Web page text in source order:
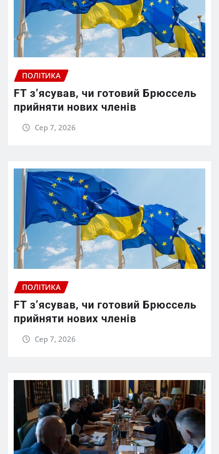
ПОЛІТИКА
FT зʼясував, чи готовий Брюссель
прийняти нових членів
Сер 7, 2026
ПОЛІТИКА
FT зʼясував, чи готовий Брюссель
прийняти нових членів
Сер 7, 2026